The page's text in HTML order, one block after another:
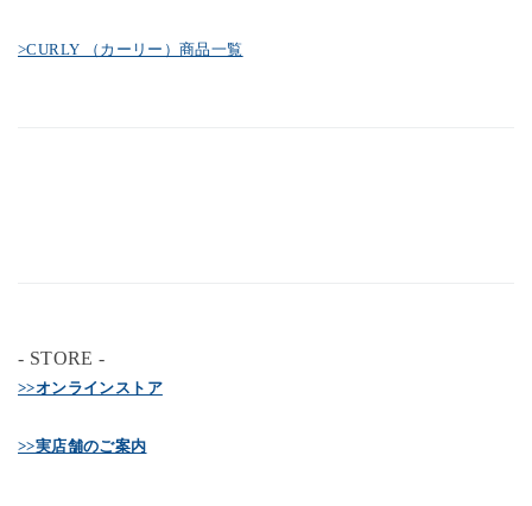
>CURLY （カーリー）商品一覧
- STORE -
>>オンラインストア
>>実店舗のご案内